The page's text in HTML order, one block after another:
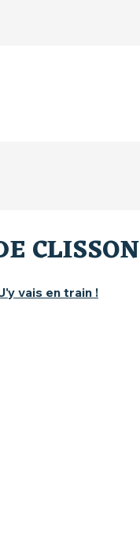
CLISSON
vais en train !